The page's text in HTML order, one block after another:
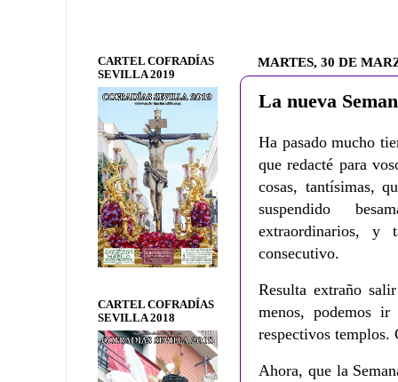
MARTES, 30 DE
La nueva
Ha pasado mucho
que redacté para
cosas, tantísimas,
suspendido
extraordinarios, y
consecutivo.
Resulta extraño
menos, podemos ir
respectivos templos.
Ahora, que la
CARTEL COFRADÍAS
SEVILLA 2019
CARTEL COFRADÍAS
SEVILLA 2018